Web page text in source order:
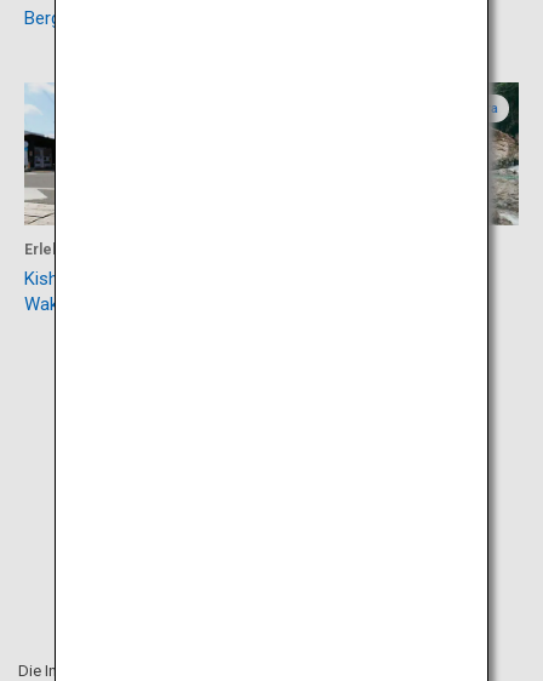
Berg Koya
Erlebnisse
Kishigawa-Linie der
Wakayama Electric Railway
Nara
Die Informationen auf dieser Webseite sind vom Dezember 2023.